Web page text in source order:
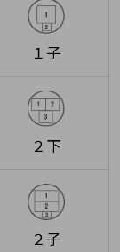
１子
２下
２子